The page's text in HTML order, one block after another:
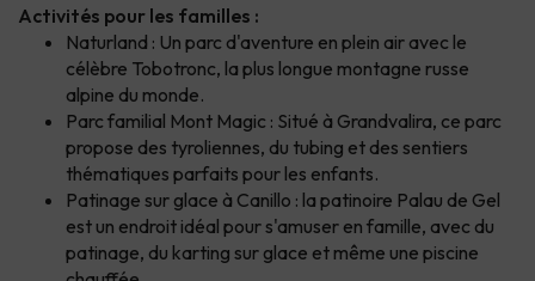
Activités pour les familles :
Naturland : Un parc d'aventure en plein air avec le
célèbre Tobotronc, la plus longue montagne russe
alpine du monde.
Parc familial Mont Magic : Situé à Grandvalira, ce parc
propose des tyroliennes, du tubing et des sentiers
thématiques parfaits pour les enfants.
Patinage sur glace à Canillo : la patinoire Palau de Gel
est un endroit idéal pour s'amuser en famille, avec du
patinage, du karting sur glace et même une piscine